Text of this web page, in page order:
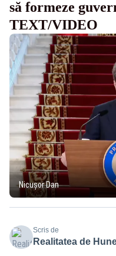
să formeze
TEXT/VIDEO
Nicușor Dan
Scris de
Realitatea de